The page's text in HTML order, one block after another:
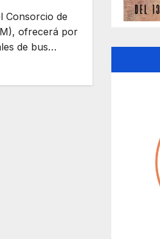
Consorcio de
ofrecerá por
de bus…